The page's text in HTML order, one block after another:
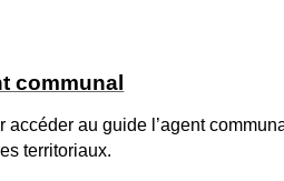
communal
accéder au guide l’agent
territoriaux.